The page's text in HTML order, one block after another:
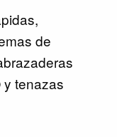
de
tenazas